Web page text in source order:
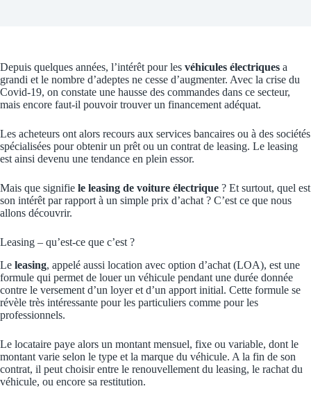
Depuis quelques années, l’intérêt pour les véhicules électriques a
grandi et le nombre d’adeptes ne cesse d’augmenter. Avec la crise du
Covid-19, on constate une hausse des commandes dans ce secteur,
mais encore faut-il pouvoir trouver un financement adéquat.
Les acheteurs ont alors recours aux services bancaires ou à des sociétés
spécialisées pour obtenir un prêt ou un contrat de leasing. Le leasing
est ainsi devenu une tendance en plein essor.
Mais que signifie le leasing de voiture électrique ? Et surtout, quel est
son intérêt par rapport à un simple prix d’achat ? C’est ce que nous
allons découvrir.
Leasing – qu’est-ce que c’est ?
Le leasing, appelé aussi location avec option d’achat (LOA), est une
formule qui permet de louer un véhicule pendant une durée donnée
contre le versement d’un loyer et d’un apport initial. Cette formule se
révèle très intéressante pour les particuliers comme pour les
professionnels.
Le locataire paye alors un montant mensuel, fixe ou variable, dont le
montant varie selon le type et la marque du véhicule. A la fin de son
contrat, il peut choisir entre le renouvellement du leasing, le rachat du
véhicule, ou encore sa restitution.